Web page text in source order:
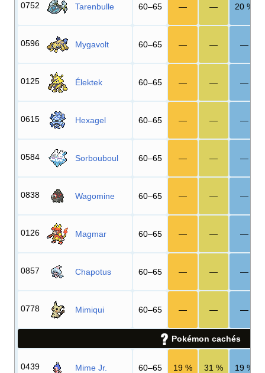
0752 Tarenbulle 60–65 — — 20 %
0596 Mygavolt 60–65 — — —
0125 Élektek 60–65 — — —
0615 Hexagel 60–65 — — —
0584 Sorbouboul 60–65 — — —
0838 Wagomine 60–65 — — —
0126 Magmar 60–65 — — —
0857 Chapotus 60–65 — — —
0778 Mimiqui 60–65 — — —
Pokémon cachés
0439 Mime Jr. 60–65 19 % 31 % 19 %